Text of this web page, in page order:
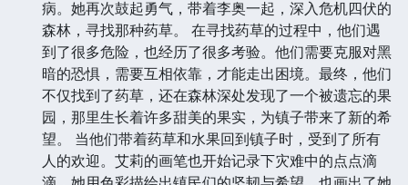
病。她再次鼓起勇气，带着李奥一起，深入危机四伏的
森林，寻找那种药草。 在寻找药草的过程中，他们遇
到了很多危险，也经历了很多考验。他们需要克服对黑
暗的恐惧，需要互相依靠，才能走出困境。最终，他们
不仅找到了药草，还在森林深处发现了一个被遗忘的果
园，那里生长着许多甜美的果实，为镇子带来了新的希
望。 当他们带着药草和水果回到镇子时，受到了所有
人的欢迎。艾莉的画笔也开始记录下灾难中的点点滴